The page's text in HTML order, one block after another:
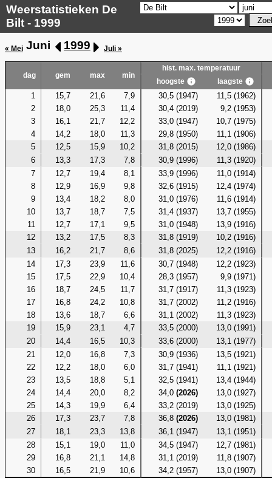
Weerstatistieken De
Bilt - 1999
« Mei Juni 1999 Juli »
dag gem max min
hist. max. temperatuur
hoogste
laagste
1 15,7 21,6 7,9 30,5 (1947)
11,5 (1962)
2
18,0 25,3 11,4 30,4 (2019)
9,2 (1953)
3
16,1 21,7 12,2 33,0 (1947)
10,7 (1975)
4
14,2 18,0 11,3 29,8 (1950)
11,1 (1906)
5
12,5 15,9 10,2 31,8 (2015)
12,0 (1986)
6
13,3 17,3 7,8 30,9 (1996)
11,3 (1920)
7
12,7 19,4 8,1 33,9 (1996)
11,0 (1914)
8
12,9 16,9 9,8 32,6 (1915)
12,4 (1974)
9
13,4 18,2 8,0 31,0 (1976)
11,6 (1914)
10
13,7 18,7 7,5 31,4 (1937)
13,7 (1955)
11
12,7 17,1 9,5 31,0 (1948)
13,9 (1916)
12
13,2 17,5 8,3 31,8 (1919)
10,2 (1916)
13
16,2 21,7 8,6 31,8 (2025)
12,2 (1916)
14
17,3 23,9 11,6 30,7 (1948)
12,2 (1923)
15
17,5 22,9 10,4 28,3 (1957)
9,9 (1971)
16
18,7 24,5 11,7 31,7 (1917)
11,3 (1923)
17
16,8 24,2 10,8 31,7 (2002)
11,2 (1916)
18
13,6 18,7 6,6 31,1 (2002)
11,3 (1923)
19
15,9 23,1 4,7 33,5 (2000)
13,0 (1991)
20
14,4 16,5 10,3 33,6 (2000)
13,1 (1977)
21
12,0 16,8 7,3 30,9 (1936)
13,5 (1921)
22
12,2 18,0 6,0 31,7 (1941)
11,1 (1921)
23
13,5 18,8 5,1 32,5 (1941)
13,4 (1944)
24
14,4 20,0 8,2 34,0(2026)
13,0 (1927)
25
14,3 19,9 6,4 33,2 (2019)
13,0 (1925)
26
17,3 23,7 7,8 36,8(2026)
13,0 (1981)
27
18,1 23,3 13,8 36,1 (1947)
13,1 (1951)
28
15,1 19,0 11,0 34,5 (1947)
12,7 (1981)
29
16,8 21,1 14,8 31,1 (2019)
11,8 (1907)
30
16,5 21,9 10,6 34,2 (1957)
13,0 (1907)